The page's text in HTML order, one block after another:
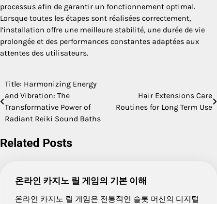
processus afin de garantir un fonctionnement optimal.
Lorsque toutes les étapes sont réalisées correctement,
l’installation offre une meilleure stabilité, une durée de vie
prolongée et des performances constantes adaptées aux
attentes des utilisateurs.
Post
navigation
Title: Harmonizing Energy
and Vibration: The
Transformative Power of
Radiant Reiki Sound Baths
Hair Extensions Care
Routines for Long Term Use
Related Posts
온라인 카지노 릴 게임의 기본 이해
온라인 카지노 릴 게임은 전통적인 슬롯 머신의 디지털